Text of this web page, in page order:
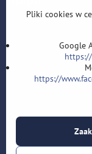
Velflíkova 1632/
Zawartość
Pliki cookies w
Google
https://